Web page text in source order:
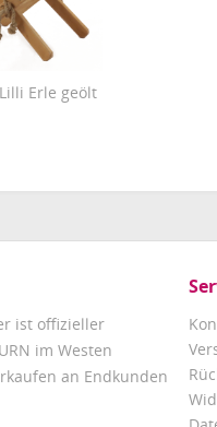
Erle geölt
ist offizieller
im Westen
an Endkunden